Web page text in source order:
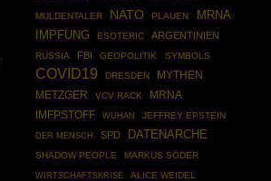
MULDENTALER NATO PLAUEN
MRNA
IMPFUNG
ESOTERIC ARGENTINIEN
RUSSIA FBI GEOPOLITIK SYMBOLS
COVID19 DRESDEN
MYTHEN
METZGER
VCV RACK
MRNA
IMFPSTOFF
WUHAN JEFFREY EPSTEIN
DER MENSCH SPD DATENARCHE
SHADOW PEOPLE
MARKUS SÖDER
WIRTSCHAFTSKRISE
ALICE WEIDEL